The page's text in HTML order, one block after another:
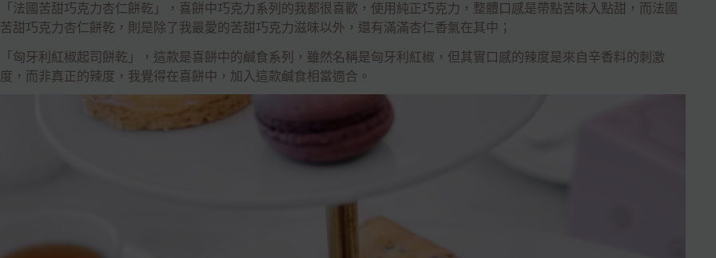
「法國苦甜巧克力杏仁餅乾」，喜餅中巧克力系列的我都很喜歡，使用純正巧克力，整體口感是帶點苦味入點甜，而法國
苦甜巧克力杏仁餅乾，則是除了我最愛的苦甜巧克力滋味以外，還有滿滿杏仁香氣在其中；
「匈牙利紅椒起司餅乾」，這款是喜餅中的鹹食系列，雖然名稱是匈牙利紅椒，但其實口感的辣度是來自辛香料的刺激
度，而非真正的辣度，我覺得在喜餅中，加入這款鹹食相當適合。